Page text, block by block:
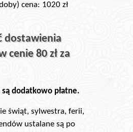
cena: 1020 zł
dostawienia
cenie 80 zł za
są dodatkowo płatne.
świąt, sylwestra, ferii,
ustalane są po